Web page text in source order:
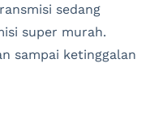
sedang
super murah.
sampai ketinggalan